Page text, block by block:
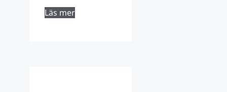
Läs mer